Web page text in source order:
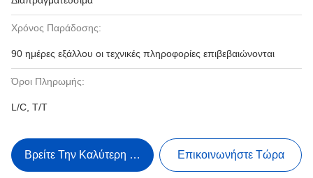
Χρόνος Παράδοσης:
90 ημέρες εξάλλου οι τεχνικές πληροφορίες επιβεβαιώνονται
Όροι Πληρωμής:
L/C, T/T
Βρείτε Την Καλύτερη Τιμή Επικοινωνήστε Τώρα